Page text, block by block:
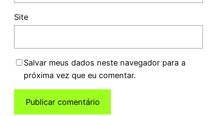
Site
Salvar meus dados neste navegador para a
próxima vez que eu comentar.